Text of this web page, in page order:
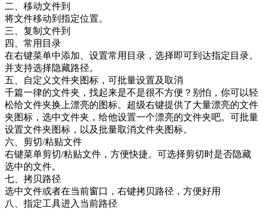
二、移动文件到
将文件移动到指定位置。
三、复制文件到
四、常用目录
在右键菜单中添加、设置常用目录，选择即可到达指定目录。
并支持选择隐藏路径。
五、自定义文件夹图标，可批量设置及取消
千篇一律的文件夹，找起来是不是很不方便？别怕，你可以轻
松给文件夹换上漂亮的图标。超级右键提供了大量漂亮的文件
夹图标，选中文件夹，给他设置一个漂亮的文件夹吧。可批量
设置文件夹图标，以及批量取消文件夹图标。
六、剪切/粘贴文件
右键菜单剪切/粘贴文件，方便快捷。可选择剪切时是否隐藏
选中的文件。
七、拷贝路径
选中文件或者在当前窗口，右键拷贝路径，方便好用
八、指定工具进入当前路径